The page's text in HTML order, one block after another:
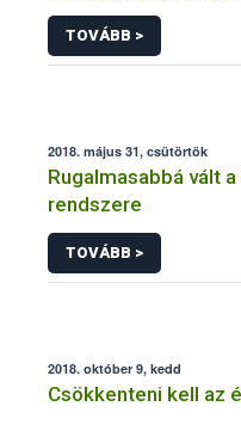
vendéglátóhelyekről
TOVÁBB >
2018. május 31, csütörtök
Rugalmasabbá vált
rendszere
TOVÁBB >
2018. október 9, kedd
Csökkenteni kell az